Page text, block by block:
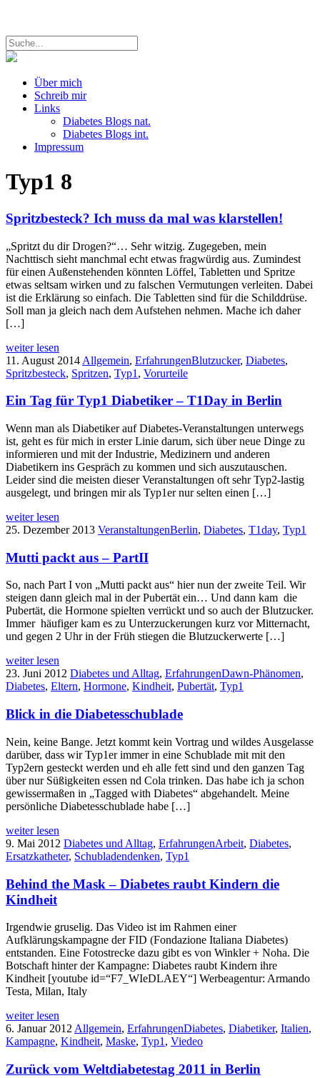
Über mich
Schreib mir
Links
Diabetes Blogs nat.
Diabetes Blogs int.
Impressum
Typ1 8
Spritzbesteck? Ich muss da mal was klarstellen!
„Spritzt du dir Drogen?“… Sehr witzig. Zugegeben, mein
Nachttisch sieht manchmal echt etwas fragwürdig aus. Zumindest
für einen Außenstehenden könnten Löffel, Tabletten und Spritze
etwas seltsam wirken und zu falschen Vermutungen verleiten. Dabei
ist die Erklärung so einfach. Die Tabletten sind für die Schilddrüse.
Soll man ja gleich nach dem Aufstehen nehmen. Mache ich daher
[…]
weiter lesen
11. August 2014 Allgemein, ErfahrungenBlutzucker, Diabetes,
Spritzbesteck, Spritzen, Typ1 , Vorurteile
Ein Tag für Typ1 Diabetiker – T1Day in Berlin
Wenn man als Diabetiker auf Diabetes-Veranstaltungen unterwegs
ist, geht es für mich in erster Linie darum, sich über neue Dinge zu
informieren und mit der Industrie, Medizinern und anderen
Diabetikern ins Gespräch zu kommen und sich auszutauschen.
Leider sind die meisten dieser Veranstaltungen oft sehr Typ2-lastig
ausgelegt, und bringen mir als Typ1er nur selten einen […]
weiter lesen
25. Dezember 2013 VeranstaltungenBerlin, Diabetes, T1day, Typ1
Mutti packt aus – PartII
So, nach Part I von „Mutti packt aus“ hier nun der zweite Teil. Wir
steigen dann gleich mal in der Pubertät ein… Und dann kam die
Pubertät, die Hormone spielten verrückt und so auch der Blutzucker.
Immer häufiger kam es zu Unterzuckerungen kurz vor Mitternacht,
und gegen 2 Uhr in der Früh stiegen die Blutzuckerwerte […]
weiter lesen
23. Juni 2012 Diabetes und Alltag, ErfahrungenDawn-Phänomen,
Diabetes, Eltern, Hormone, Kindheit, Pubertät, Typ1
Blick in die Diabetesschublade
Nein, keine Bange. Jetzt kommt kein Vortrag und wildes Ausgelasse
darüber, dass wir Typ1er immer in eine Schublade mit mit den
Typ2ern gesteckt werden und eh alle fett sind und den ganzen Tag
über nur Süßigkeiten essen nd Cola trinken. Das habe ich ja schon
gewissermaßen in „Tagged with Diabetes“ abgehandelt. Meine
persönliche Diabetesschublade habe […]
weiter lesen
9. Mai 2012 Diabetes und Alltag, ErfahrungenArbeit, Diabetes,
Ersatzkatheter, Schubladendenken, Typ1
Behind the Mask – Diabetes raubt Kindern die
Kindheit
Irgendwie gruselig. Das Video ist im Rahmen einer
Aufklärungskampagne der FID (Fondazione Italiana Diabetes)
entstanden. Eine Fotostrecke dazu gibt es von Winkler + Noha. Die
Botschaft hinter der Kampagne: Diabetes raubt Kindern ihre
Kindheit [youtube id=“F7_WIeDLAEY“] Werbeagentur: Armando
Testa, Milan, Italy
weiter lesen
6. Januar 2012 Allgemein, ErfahrungenDiabetes, Diabetiker, Italien,
Kampagne, Kindheit, Maske, Typ1 , Viedeo
Zurück vom Weltdiabetestag 2011 in Berlin